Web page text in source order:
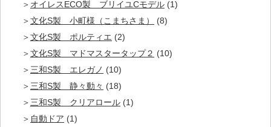
オイレスECO製 ブリイユCモデル (1)
文化S製 小町様（こまちさま）
(8)
文化S製 ポルティエ (2)
文化S製 マドマスタータップ２ (10)
三和S製 エレガノ (10)
三和S製 静々動々 (18)
三和S製 クリアロール (1)
自動ドア (1)